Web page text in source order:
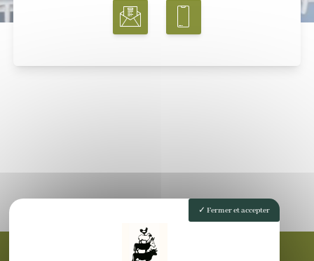
Fermer et accepter